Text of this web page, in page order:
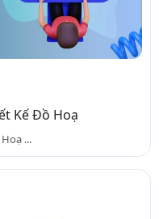
Kế Đồ Hoạ
...